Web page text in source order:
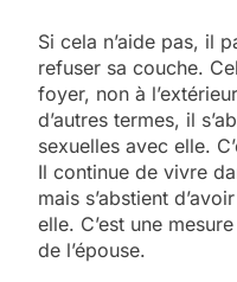
Si cela n’aide pas, il
refuser sa couche.
foyer, non à
d’autres termes, il
sexuelles avec elle.
Il continue de vivre
mais s’abstient
elle. C’est une
de l’épouse.